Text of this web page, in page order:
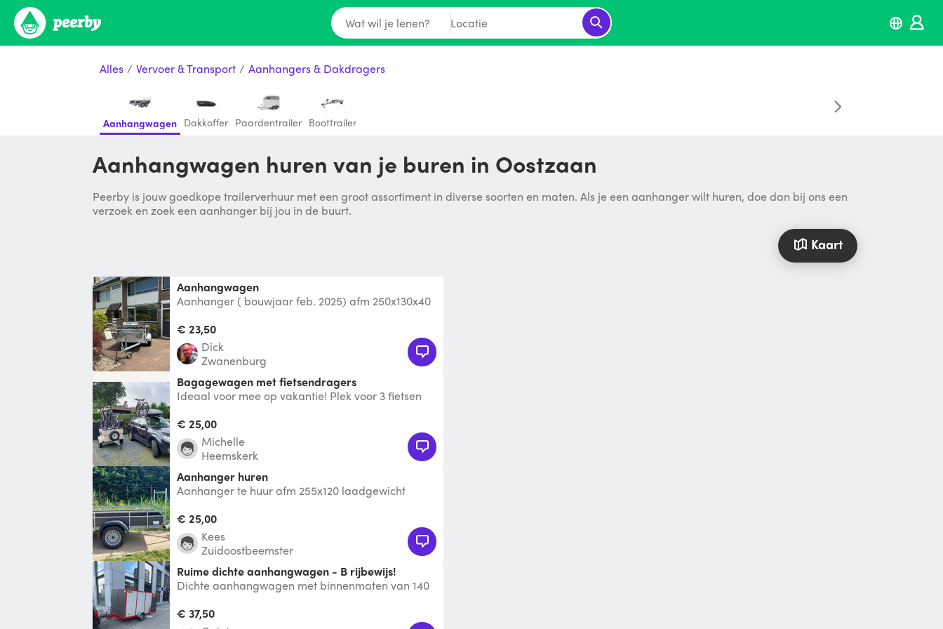
Wat wil je lenen? Locatie
Alles / Vervoer & Transport / Aanhangers & Dakdragers
Aanhangwagen Dakkoffer Paardentrailer Boottrailer
Aanhangwagen huren van je buren in Oostzaan
Peerby is jouw goedkope trailerverhuur met een groot assortiment in diverse soorten en maten. Als je een aanhanger wilt huren, doe dan bij ons een
verzoek en zoek een aanhanger bij jou in de buurt.
Kaart
Aanhangwagen
Aanhanger ( bouwjaar feb. 2025) afm 250x130x40
€ 23,50
Dick
Zwanenburg
Bagagewagen met fietsendragers
Ideaal voor mee op vakantie! Plek voor 3 fietsen
Minimaal
€ 25,00
Michelle
Heemskerk
Aanhanger huren
Aanhanger te huur afm 255x120 laadgewicht
€ 25,00
Kees
Zuidoostbeemster
Ruime dichte aanhangwagen - B rijbewijs!
Dichte aanhangwagen met binnenmaten van 140
geremd met
€ 37,50